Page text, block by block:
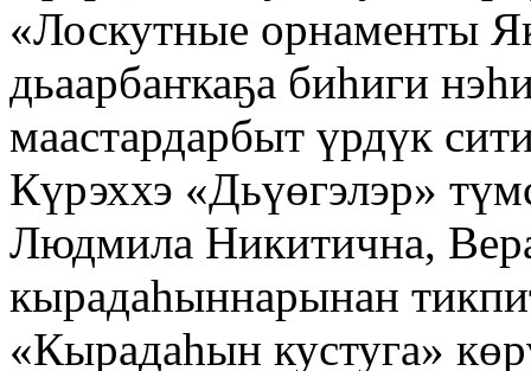
«Лоскутные орнаменты
дьаарбаҥкаҕа биһиги
маастардарбыт үрдүк
Күрэххэ «Дьүөгэлэр»
Людмила Никитична,
кырадаһыннарынан
«Кырадаһын кустуга»